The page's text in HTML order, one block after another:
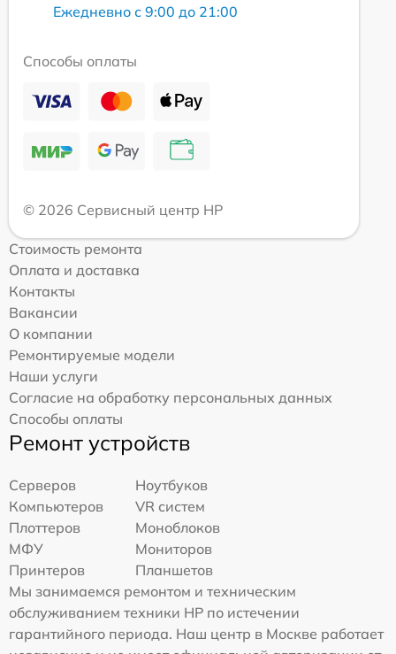
Ежедневно с 9:00 до 21:00
Способы оплаты
© 2026 Сервисный центр HP
Стоимость ремонта
Оплата и доставка
Контакты
Вакансии
О компании
Ремонтируемые модели
Наши услуги
Согласие на обработку персональных данных
Способы оплаты
Ремонт устройств
Серверов
Ноутбуков
Компьютеров
VR систем
Плоттеров
Моноблоков
МФУ
Мониторов
Принтеров
Планшетов
Мы занимаемся ремонтом и техническим
обслуживанием техники HP по истечении
гарантийного периода. Наш центр в Москве работает